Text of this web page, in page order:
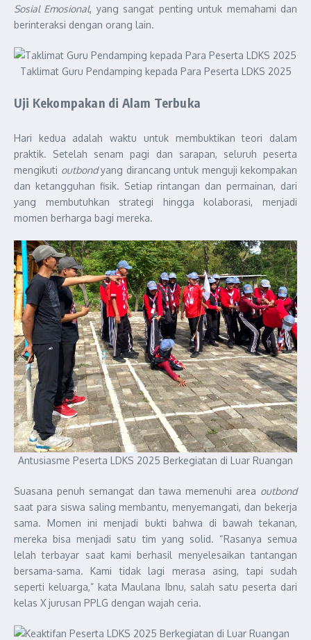
Sosial Emosional, yang sangat penting untuk memahami dan
berinteraksi dengan orang lain.
Taklimat Guru Pendamping kepada Para Peserta LDKS 2025
Uji Kekompakan di Alam Terbuka
Hari kedua adalah waktu untuk membuktikan teori dalam
praktik. Setelah senam pagi dan sarapan, seluruh peserta
mengikuti outbondyang dirancang untuk menguji kekompakan
dan ketangguhan fisik. Setiap rintangan dan permainan, dari
yang membutuhkan strategi hingga kolaborasi, menjadi
momen berharga bagi mereka.
Antusiasme Peserta LDKS 2025 Berkegiatan di Luar Ruangan
Suasana penuh semangat dan tawa memenuhi area outbond
saat para siswa saling membantu, menyemangati, dan bekerja
sama. Momen ini menjadi bukti bahwa di bawah tekanan,
mereka bisa menjadi satu tim yang solid. “Rasanya semua
lelah terbayar saat kami berhasil menyelesaikan tantangan
bersama-sama. Kami tidak lagi merasa asing, tapi sudah
seperti keluarga,” kata Maulana Ibnu, salah satu peserta dari
kelas X jurusan PPLG dengan wajah ceria.